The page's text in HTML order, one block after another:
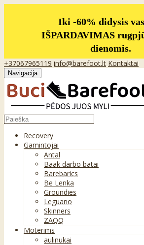
Iki -60% didysis
IŠPARDAVIMAS
dienomis.
+37067965119 info@barefoot.lt Kontaktai
Navigacija
Recovery
Gamintojai
Antal
Baak darbo batai
Barebarics
Be Lenka
Groundies
Leguano
Skinners
ZAQQ
Moterims
aulinukai